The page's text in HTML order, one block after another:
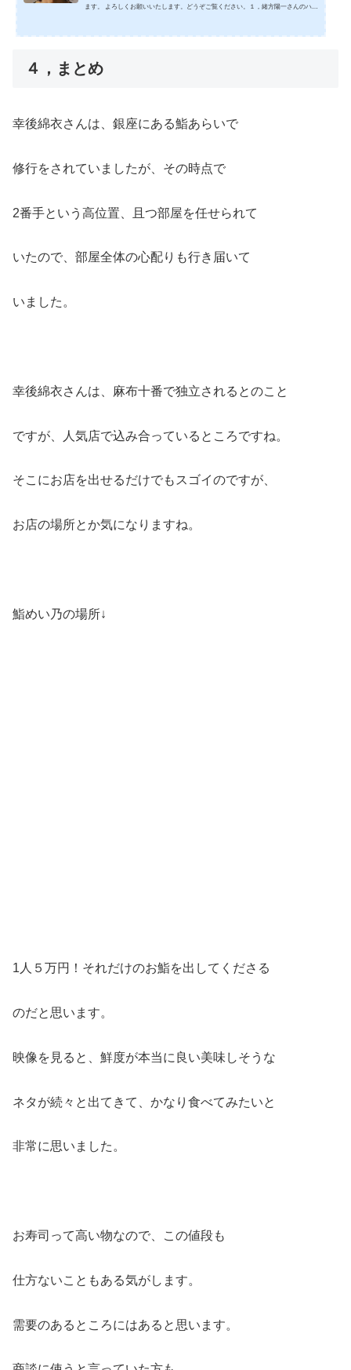
ます。 よろしくお願いいたします。どうぞご覧ください。１，緒方陽一さんのハチ
れていました。Luvond Rabbi...
４，まとめ
幸後綿衣さんは、銀座にある鮨あらいで
修行をされていましたが、その時点で
2番手という高位置、且つ部屋を任せられて
いたので、部屋全体の心配りも行き届いて
いました。
幸後綿衣さんは、麻布十番で独立されるとのこと
ですが、人気店で込み合っているところですね。
そこにお店を出せるだけでもスゴイのですが、
お店の場所とか気になりますね。
鮨めい乃の場所↓
1人５万円！それだけのお鮨を出してくださる
のだと思います。
映像を見ると、鮮度が本当に良い美味しそうな
ネタが続々と出てきて、かなり食べてみたいと
非常に思いました。
お寿司って高い物なので、この値段も
仕方ないこともある気がします。
需要のあるところにはあると思います。